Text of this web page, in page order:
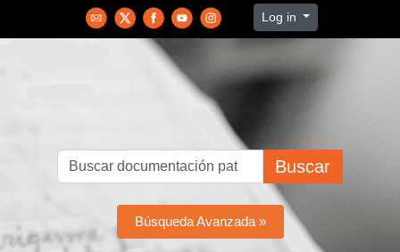
Log in
Buscar
Búsqueda Avanzada »